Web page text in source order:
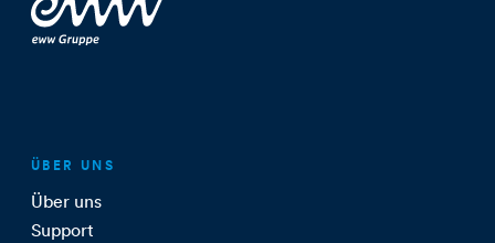
ÜBER UNS
Über uns
Support